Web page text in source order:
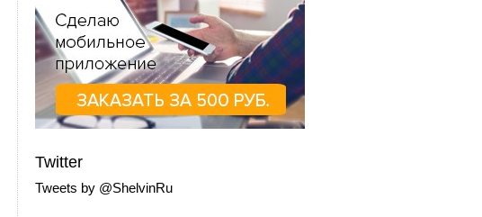
Twitter
Tweets by @ShelvinRu